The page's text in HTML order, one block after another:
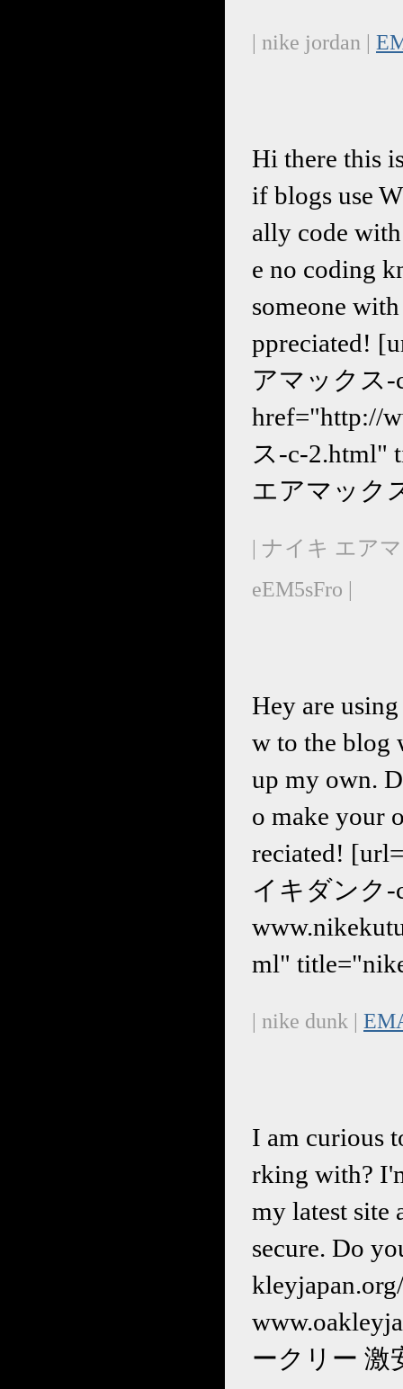
| nike jordan |
Hi there this
if blogs use
ally code
e no coding
someone
ppreciated!
アマックス
href="http://
ス-c-2.html"
エアマック
| ナイキ エア
eEM5sFro |
Hey are
w to the blog
up my own.
o make your
reciated!
イキダンク-
ml"
| nike dunk |
I am curious
rking with?
my latest site
secure. Do
ークリー 激